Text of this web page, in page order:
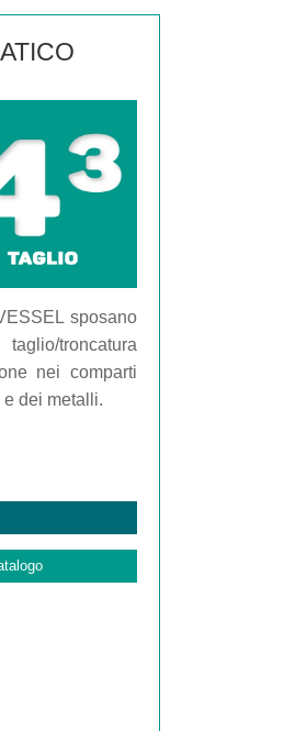
sposano
troncatura
nei comparti
dei metalli.